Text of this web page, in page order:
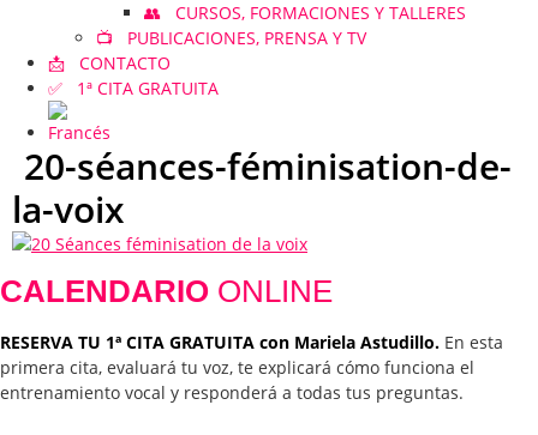
👥 CURSOS, FORMACIONES Y TALLERES
📺 PUBLICACIONES, PRENSA Y TV
📩 CONTACTO
✅ 1ª CITA GRATUITA
20-séances-féminisation-de-
la-voix
CALENDARIO ONLINE
RESERVA TU 1ª CITA GRATUITA con Mariela Astudillo. En esta
primera cita, evaluará tu voz, te explicará cómo funciona el
entrenamiento vocal y responderá a todas tus preguntas.